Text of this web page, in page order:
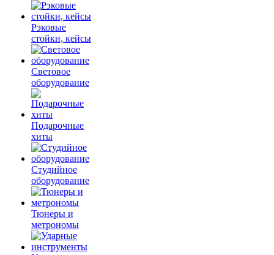
Рэковые
стойки, кейсы
Световое
оборудование
Подарочные
хиты
Студийное
оборудование
Тюнеры и
метрономы